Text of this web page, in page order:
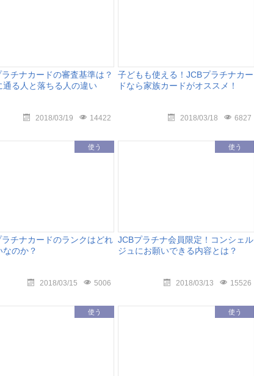
チナカードの審査基準は？
通る人と落ちる人の違い
2018/03/19 14422
子どもも使える！JCBプラチナカー
ドなら家族カードがオススメ！
2018/03/18 6827
使う
ラチナカードのランクはどれ
なのか？
2018/03/15 5006
使う
JCBプラチナ会員限定！コンシェル
ジュにお願いできる内容とは？
2018/03/13 15526
使う 使う